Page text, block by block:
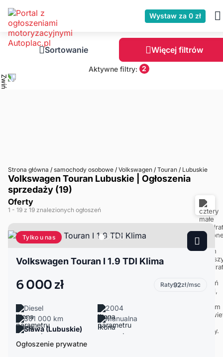
Wystaw za 0 zł
Sortowanie Więcej filtrów
Aktywne filtry: 2
Strona główna / samochody osobowe / Volkswagen / Touran / Lubuskie
Volkswagen Touran Lubuskie | Ogłoszenia
sprzedaży (19)
Oferty
1 - 19 z 19 znalezionych ogłoszeń
Tylko u nas
Volkswagen Touran I 1.9 TDI Klima
6 000 zł Raty92zł/msc
Diesel
2004
301 000 km
Manualna
Sława (Lubuskie)
Ogłoszenie prywatne